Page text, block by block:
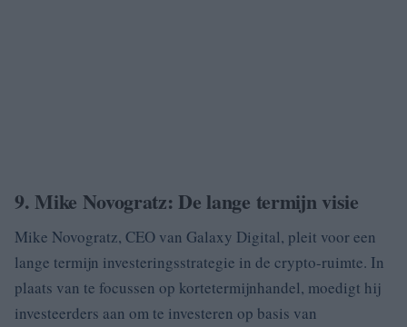
9. Mike Novogratz: De lange termijn visie
Mike Novogratz, CEO van Galaxy Digital, pleit voor een
lange termijn investeringsstrategie in de crypto-ruimte. In
plaats van te focussen op kortetermijnhandel, moedigt hij
investeerders aan om te investeren op basis van